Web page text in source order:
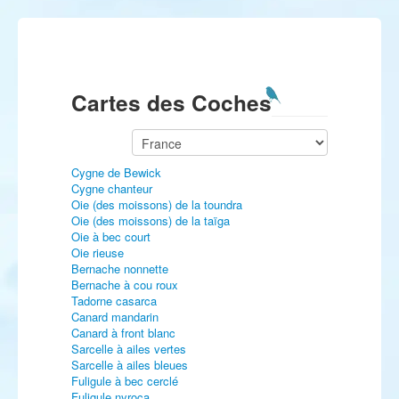
Cartes des Coches
Cygne de Bewick
Cygne chanteur
Oie (des moissons) de la toundra
Oie (des moissons) de la taïga
Oie à bec court
Oie rieuse
Bernache nonnette
Bernache à cou roux
Tadorne casarca
Canard mandarin
Canard à front blanc
Sarcelle à ailes vertes
Sarcelle à ailes bleues
Fuligule à bec cerclé